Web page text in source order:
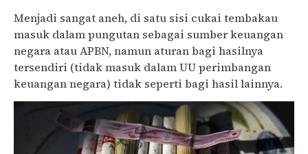
Menjadi sangat aneh, di satu sisi cukai tembakau
masuk dalam pungutan sebagai sumber keuangan
negara atau APBN, namun aturan bagi hasilnya
tersendiri (tidak masuk dalam UU perimbangan
keuangan negara) tidak seperti bagi hasil lainnya.